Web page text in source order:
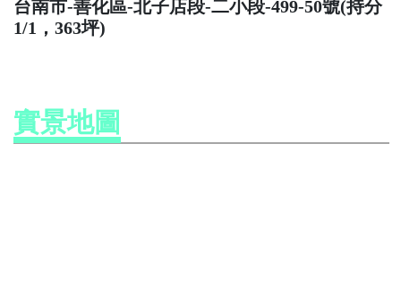
台南市-善化區-北子店段-二小段-499-50號(持分
1/1，363坪)
實景地圖